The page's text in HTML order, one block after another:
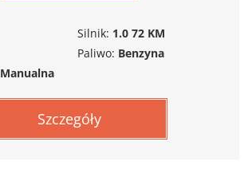
Silnik: 1.0 72 KM
Paliwo: Benzyna
Manualna
Szczegóły